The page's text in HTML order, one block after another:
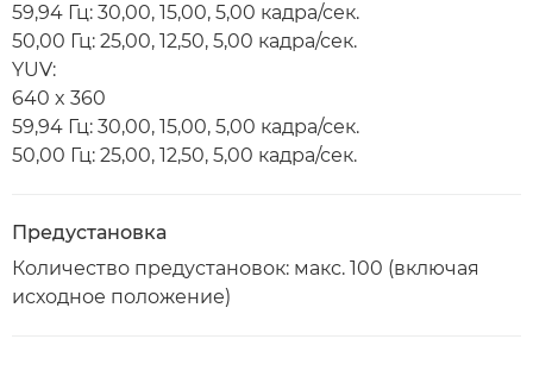
59,94 Гц: 30,00, 15,00, 5,00 кадра/сек.
50,00 Гц: 25,00, 12,50, 5,00 кадра/сек.
YUV:
640 x 360
59,94 Гц: 30,00, 15,00, 5,00 кадра/сек.
50,00 Гц: 25,00, 12,50, 5,00 кадра/сек.
Предустановка
Количество предустановок: макс. 100 (включая
исходное положение)